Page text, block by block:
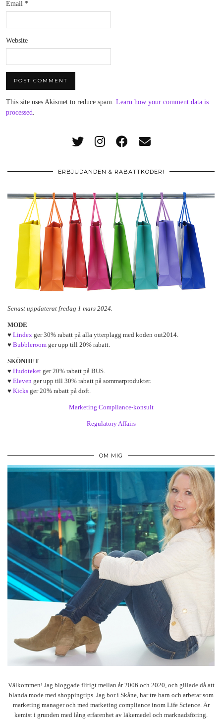
Email *
Website
This site uses Akismet to reduce spam. Learn how your comment data is
processed.
ERBJUDANDEN & RABATTKODER!
Senast uppdaterat fredag 1 mars 2024.
MODE
♥ Lindex ger 30% rabatt på alla ytterplagg med koden out2014.
♥ Bubbleroom ger upp till 20% rabatt.
SKÖNHET
♥ Hudoteket ger 20% rabatt på BUS.
♥ Eleven ger upp till 30% rabatt på sommarprodukter.
♥ Kicks ger 20% rabatt på doft.
Marketing Compliance-konsult
Regulatory Affairs
OM MIG
Välkommen! Jag bloggade flitigt mellan år 2006 och 2020, och gillade då att
blanda mode med shoppingtips. Jag bor i Skåne, har tre barn och arbetar som
marketing manager och med marketing compliance inom Life Science. Är
kemist i grunden med lång erfarenhet av läkemedel och marknadsföring.